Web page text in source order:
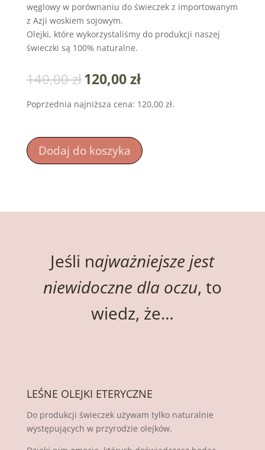
węglowy w porównaniu do świeczek z importowanym
z Azji woskiem sojowym.
Olejki, które wykorzystaliśmy do produkcji naszej
świeczki są 100% naturalne.
140,00zł120,00zł
Poprzednia najniższa cena: 120,00 zł.
Dodaj do koszyka
Jeśli najważniejsze jest
niewidoczne dla oczu, to
wiedz, że…
LEŚNE OLEJKI ETERYCZNE
Do produkcji świeczek używam tylko naturalnie
występujących w przyrodzie olejków.